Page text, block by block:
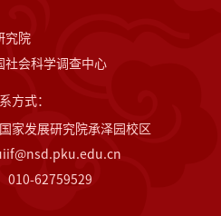
究院
社会科学调查中心
方式：
家发展研究院承泽园校区
010-62759529